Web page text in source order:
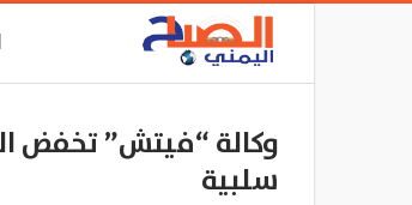
وكالة “فيتش” تخفض
سلبية